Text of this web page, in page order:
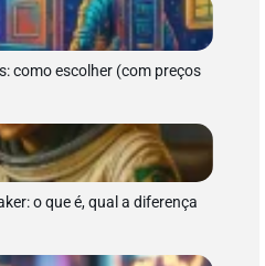
como escolher (com preços
o que é, qual a diferença